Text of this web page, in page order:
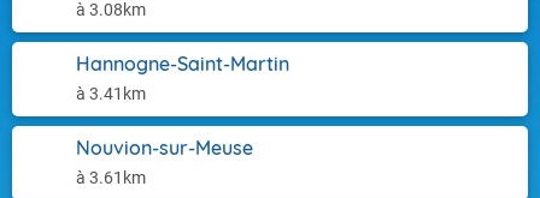
à 3.08km
Hannogne-Saint-Martin
à 3.41km
Nouvion-sur-Meuse
à 3.61km